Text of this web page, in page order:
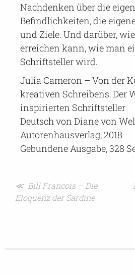
Nachdenken über die
Befindlichkeiten, die
und Ziele. Und darüber,
erreichen kann, wie man
Schriftsteller wird.
Julia Cameron – Von der
kreativen Schreibens: Der
inspirierten Schriftsteller
Deutsch von Diane von
Autorenhausverlag, 2018
Gebundene Ausgabe, 328
Beitragsnavigation
≪ Bill Francois – Die
Eloquenz der Sardine